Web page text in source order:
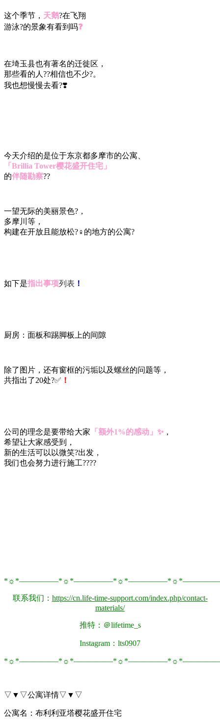
这个季节， 天鹅?在飞翔
游泳?的景象有看到吗❓
在埼玉县也有著名的迁徙区，
那些看的人??相信也不少?。
我也想慢慢去看?❣️
今天介绍的是位于东京都多摩市的公寓、
「Brillia Tower樱花盛开住宅」
的伴随勘察??
一望无际的美丽景色?，
多摩川等，
构建在开放且能放松?‍♀️的地方的公寓?
如下是指出事项列表 ！
厨房：面板和踢脚板上的间隙
除了图片，还有窗框的污垢以及螺丝的问题等，
共指出了20处?✅ ！
公司的理念是要带给大家 「额外1%的感动」✨，
希望让大家感受到，
新的生活可以以微笑?出发，
我们也会努力进行施工?‍???
联系我们： https://cn.life-time-support.com/index.php/contact-
materials/
推特：＠lifetime_s
Instagram：lts0907
▽▼▽公寓详情▽▼▽
公寓名：布利利亚塔樱花盛开住宅